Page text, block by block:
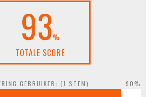
93%
TOTALE SCORE
GEBRUIKER: (1 STEM) 90%